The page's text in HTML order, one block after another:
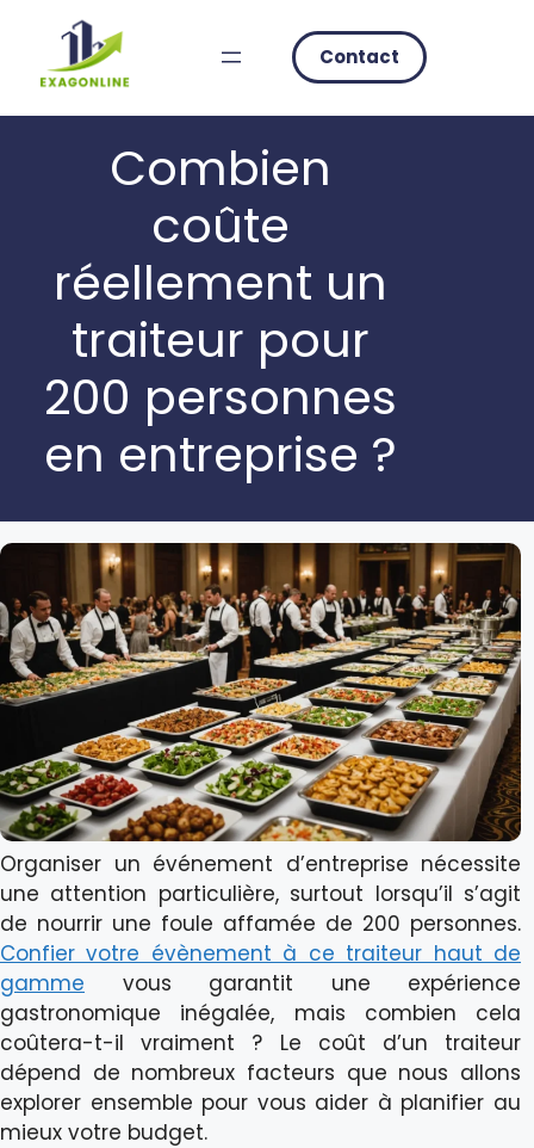
content
Contact
Combien
coûte
réellement un
traiteur pour
200 personnes
en entreprise ?
Organiser un événement d’entreprise nécessite
une attention particulière, surtout lorsqu’il s’agit
de nourrir une foule affamée de 200 personnes.
Confier votre évènement à ce traiteur haut de
gamme vous garantit une expérience
gastronomique inégalée, mais combien cela
coûtera-t-il vraiment ? Le coût d’un traiteur
dépend de nombreux facteurs que nous allons
explorer ensemble pour vous aider à planifier au
mieux votre budget.